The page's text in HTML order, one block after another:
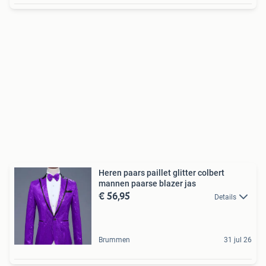
Heren paars paillet glitter colbert
mannen paarse blazer jas
€ 56,95 Details
Brummen 31 jul 26